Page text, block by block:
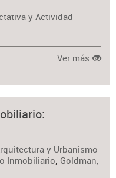
y Actividad
Ver más
y Urbanismo
Inmobiliario; Goldman,